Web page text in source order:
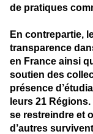
de pratiques
En contrepartie,
transparence
en France ainsi
soutien des
présence
leurs 21
se restreindre et
d’autres